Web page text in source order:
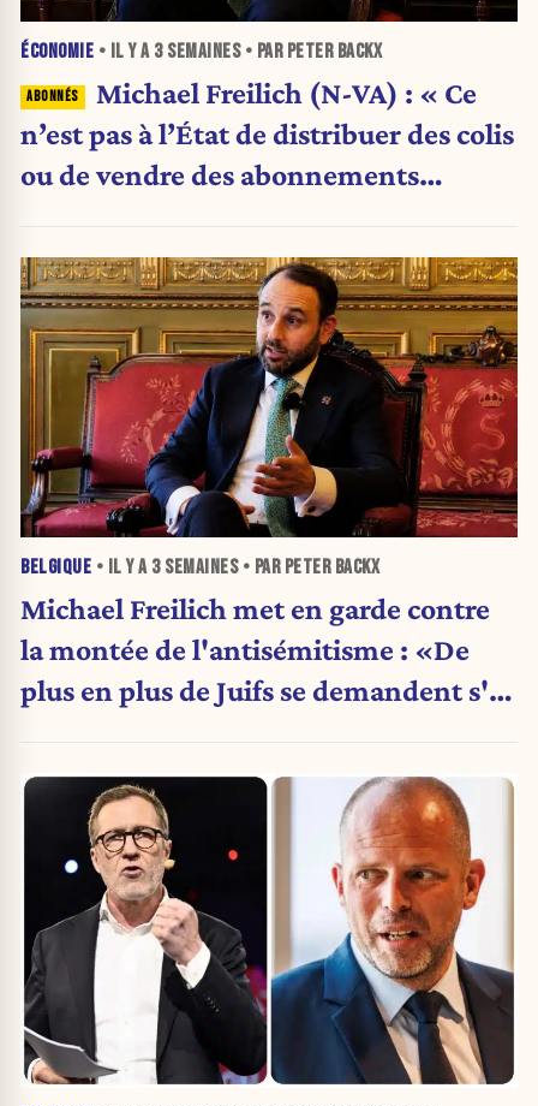
ÉCONOMIE • IL Y A 3 SEMAINES• PAR PETER BACKX
Michael Freilich (N-VA) : « Ce
n’est pas à l’État de distribuer des colis
ou de vendre des abonnements
BELGIQUE • IL Y A 3 SEMAINES• PAR PETER BACKX
Michael Freilich met en garde contre
la montée de l'antisémitisme : «De
plus en plus de Juifs se demandent s'ils